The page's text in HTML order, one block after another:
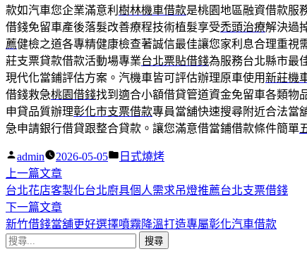
款如汽車您企業滿意利 樹林機車借款是桃園地區融資借款服
借錢免留車產後落髮改善療程技術植髮享受禿頭治療解決過
薦健檢之道各專精健康檢查著誠信最佳讓您家利息合理重視
莊支票貸款借款活動場專業台北票貼借錢為服務台北縣市最
現代化當鋪評估方案。汽機車皆可評估辦理原車使用新莊機
借錢救急桃園借錢找到適合小額借貸管道資金免留車各類物
申貸品質辦理彰化市支票借款專員當舖快速搜尋附近合法當
急申請銀行借貸跟整合貸款。讓您滿意借當鋪借款條件簡單
作
者:
admin 2026-05-05
分
日式燒烤
文
章
導
覽
上一篇文章下
一
篇
文
台北花店客製化台北廚具個人需求吊燈推薦台北支票借錢
下一篇文章下
一
新竹借錢當舖更好選擇噴霧降溫打造專屬彰化汽車借款
搜